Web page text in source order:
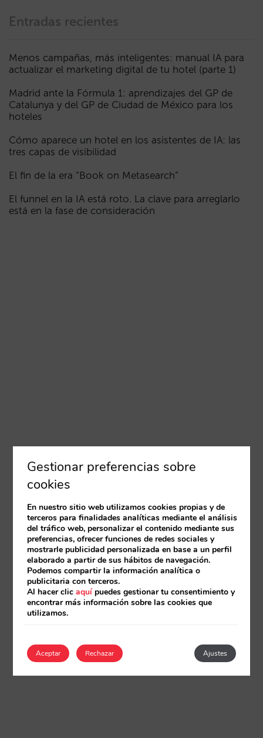
Entradas recientes
Menos campañas, más inteligentes: manual IA para
actualizar el marketing digital de tu hotel (parte 1)
Madrid ante la Fórmula 1: aprendizajes del GP de
Catalunya y del GP de Ciudad de México para los
hoteles
Cómo aparece un hotel en los asistentes de IA: las
tres capas de visibilidad
El fin de la era “Book on Metasearch”
El funnel en la IA está roto. La clave para arreglarlo
está en la fase de consideración
Gestionar preferencias sobre
cookies
En nuestro sitio web utilizamos cookies propias y de
terceros para finalidades analíticas mediante el análisis
del tráfico web, personalizar el contenido mediante sus
preferencias, ofrecer funciones de redes sociales y
mostrarle publicidad personalizada en base a un perfil
elaborado a partir de sus hábitos de navegación.
Podemos compartir la información analítica o
publicitaria con terceros.
Al hacer clicaquípuedes gestionar tu consentimiento y
encontrar más información sobre las cookies que
utilizamos.
Aceptar Ajustes
Rechazar